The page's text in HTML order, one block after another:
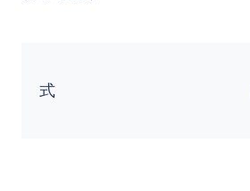
式